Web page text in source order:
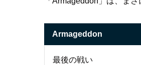
Armageddon
最後の戦い